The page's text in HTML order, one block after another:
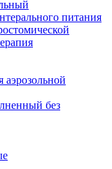
питания
аэрозольной
без